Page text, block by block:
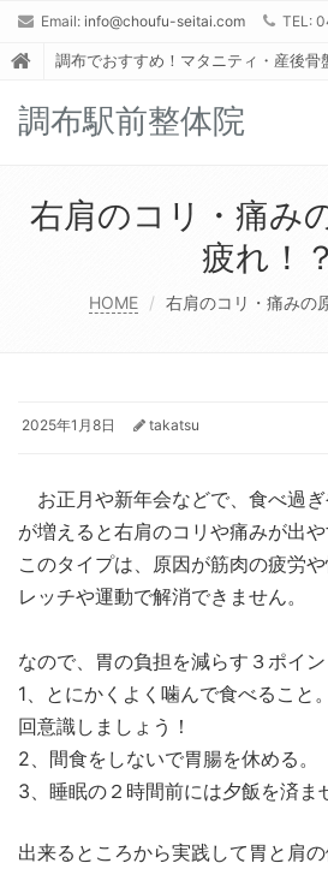
Email: info@choufu-seitai.com TEL:
調布でおすすめ！マタニティ・産後骨
調布駅前整体院
右肩のコリ・痛み
疲れ！？
HOME 右肩のコリ・痛みの
2025年1月8日 takatsu
お正月や新年会などで、食べ過
が増えると右肩のコリや痛みが出や
このタイプは、原因が筋肉の疲労
レッチや運動で解消できません。
なので、胃の負担を減らす３ポイン
1、とにかくよく噛んで食べること
回意識しましょう！
2、間食をしないで胃腸を休める。
3、睡眠の２時間前には夕飯を済ま
出来るところから実践して胃と肩